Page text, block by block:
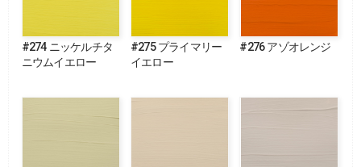
#274 ニッケルチタ
ニウムイエロー
#275 プライマリー
イエロー
#276 アゾオレンジ